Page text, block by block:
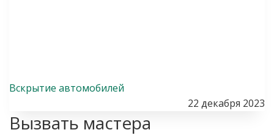
Вскрытие автомобилей
22 декабря 2023
Вызвать мастера